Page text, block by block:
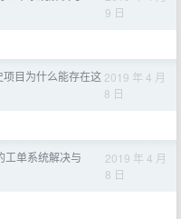
9 日
目为什么能存在这 2019 年 4 月
8 日
工单系统解决与
2019 年 4 月
8 日